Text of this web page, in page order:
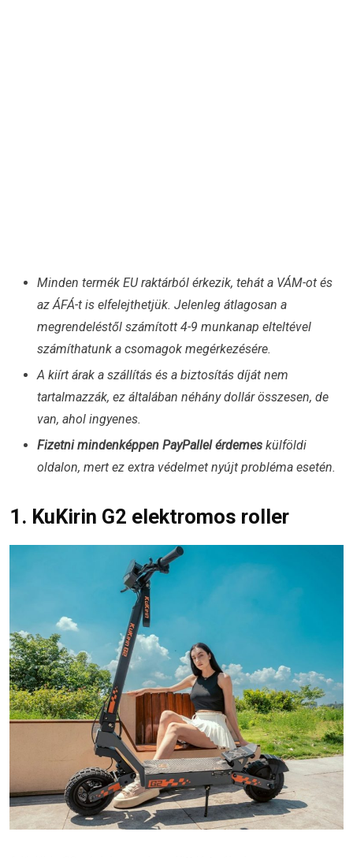
Minden termék EU raktárból érkezik, tehát a VÁM-ot és
az ÁFÁ-t is elfelejthetjük. Jelenleg átlagosan a
megrendeléstől számított 4-9 munkanap elteltével
számíthatunk a csomagok megérkezésére.
A kiírt árak a szállítás és a biztosítás díját nem
tartalmazzák, ez általában néhány dollár összesen, de
van, ahol ingyenes.
Fizetni mindenképpen PayPallel érdemes külföldi
oldalon, mert ez extra védelmet nyújt probléma esetén.
1. KuKirin G2 elektromos roller